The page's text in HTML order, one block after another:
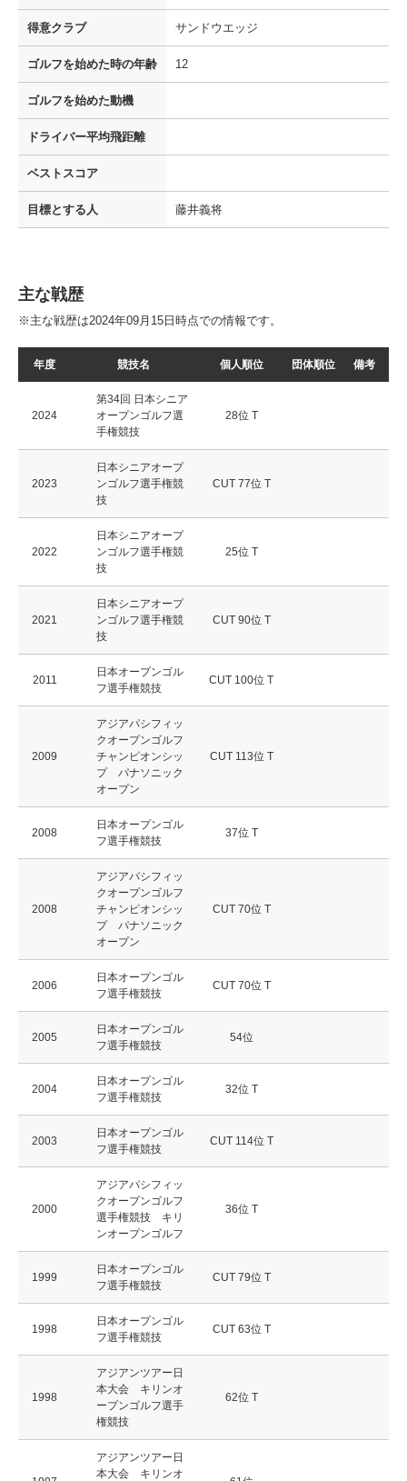
得意クラブ サンドウエッジ
ゴルフを始めた時の年齢 12
ゴルフを始めた動機
ドライバー平均飛距離
ベストスコア
目標とする人 藤井義将
主な戦歴
※主な戦歴は2024年09月15日時点での情報です。
年度 競技名 個人順位 団体順位 備考
2024
第34回 日本シニア
オープンゴルフ選
手権競技
28位 T
2023
日本シニアオープ
ンゴルフ選手権競
技
CUT 77位 T
2022
日本シニアオープ
ンゴルフ選手権競
技
25位 T
2021
日本シニアオープ
ンゴルフ選手権競
技
CUT 90位 T
2011
日本オープンゴル
フ選手権競技
CUT 100位 T
2009
アジアパシフィッ
クオープンゴルフ
チャンピオンシッ
プ パナソニック
オープン
CUT 113位 T
2008
日本オープンゴル
フ選手権競技
37位 T
2008
アジアパシフィッ
クオープンゴルフ
チャンピオンシッ
プ パナソニック
オープン
CUT 70位 T
2006
日本オープンゴル
フ選手権競技
CUT 70位 T
2005
日本オープンゴル
フ選手権競技
54位
2004
日本オープンゴル
フ選手権競技
32位 T
2003
日本オープンゴル
フ選手権競技
CUT 114位 T
2000
アジアパシフィッ
クオープンゴルフ
選手権競技 キリ
ンオープンゴルフ
36位 T
1999
日本オープンゴル
フ選手権競技
CUT 79位 T
1998
日本オープンゴル
フ選手権競技
CUT 63位 T
1998
アジアンツアー日
本大会 キリンオ
ープンゴルフ選手
権競技
62位 T
アジアンツアー日
本大会 キリンオ